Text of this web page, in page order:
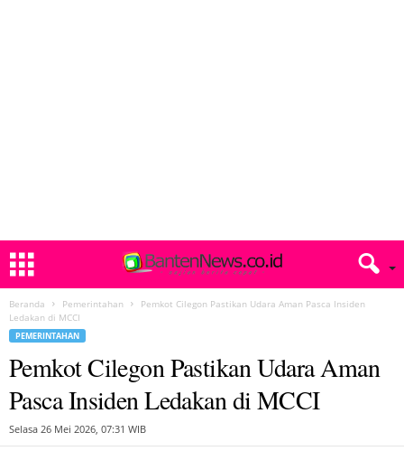
Beranda Pemerintahan
Pemkot Cilegon Pastikan Udara Aman Pasca Insiden
Ledakan di MCCI
PEMERINTAHAN
Pemkot Cilegon Pastikan Udara Aman
Pasca Insiden Ledakan di MCCI
Selasa 26 Mei 2026, 07:31 WIB